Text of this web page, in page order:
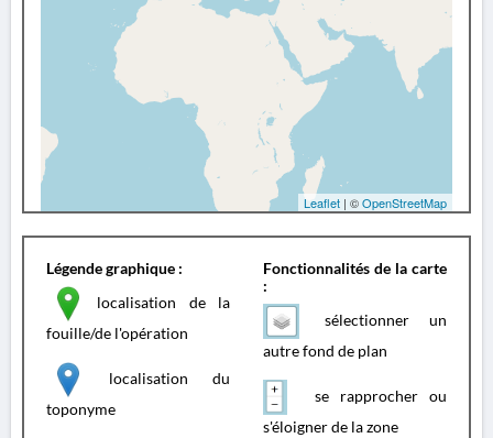
Leaflet | ©OpenStreetMap
Légende graphique :
localisation de la
fouille/de l'opération
localisation du
toponyme
Fonctionnalités de la carte
:
sélectionner un
autre fond de plan
se rapprocher ou
s'éloigner de la zone